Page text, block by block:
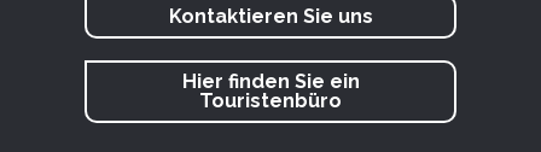
Kontaktieren Sie uns
Hier finden Sie ein
Touristenbüro